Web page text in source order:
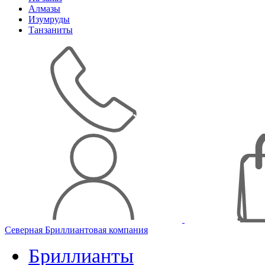
Алмазы
Изумруды
Танзаниты
Северная Бриллиантовая компания
Бриллианты